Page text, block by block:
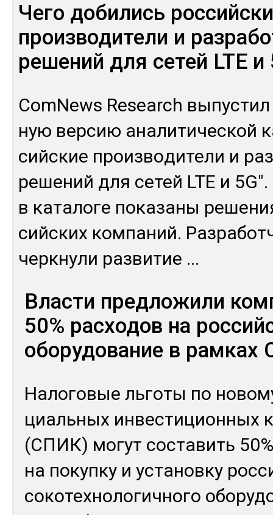
Чего добились
производители и
решений для сетей LTE и
ComNews Research
ную вер­сию ана­лити­чес­кой
сий­ские произ­во­дите­ли и
ре­шений для се­тей LTE и
в ка­тало­ге по­каза­ны
сий­ских ком­па­ний.
чер­кну­ли раз­ви­тие ...
Власти предложили
50% расходов на
оборудование в рамках
На­лого­вые ль­го­ты по
циаль­ных ин­вес­ти­цион­ных
(СПИК) мо­гут сос­та­вить
на по­куп­ку и ус­та­нов­ку
соко­тех­но­логич­но­го